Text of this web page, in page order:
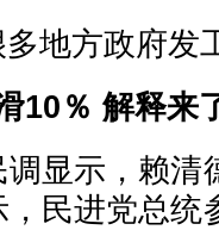
多地方政府发
10％ 解释来
显示，赖清
民进党总统